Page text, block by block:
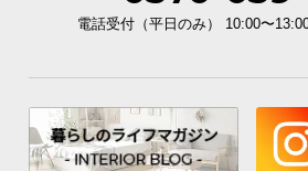
傷防止シールで床を守る
シールが付属しています。
電話受付（平日のみ） 10:00〜